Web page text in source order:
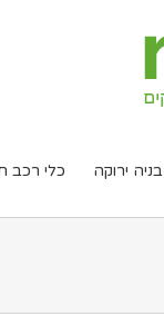
בניה ירוקה כלי רכב